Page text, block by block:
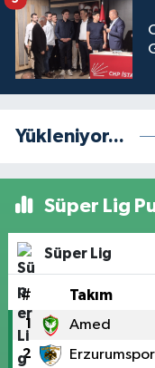
Yükleniyor...
Süper Lig
Süper Lig
# Takım
1 Amed
2 Erzurumspor